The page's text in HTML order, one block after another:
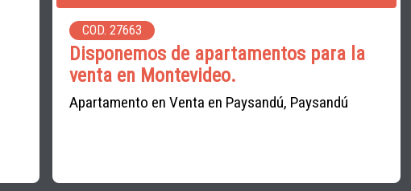
COD. 27663
Disponemos de apartamentos para la
venta en Montevideo.
Apartamento en Venta en Paysandú, Paysandú